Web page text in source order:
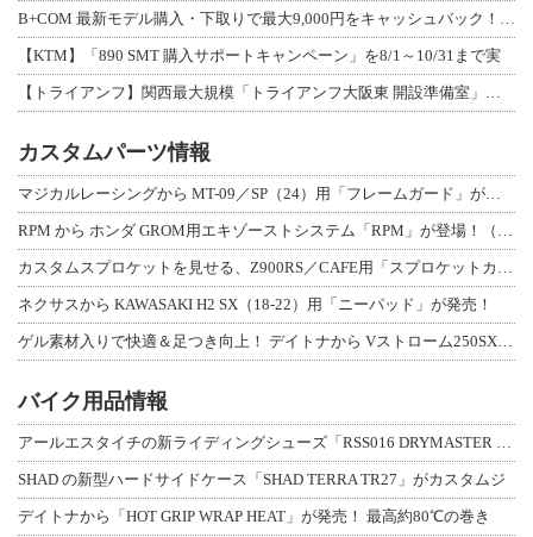
B+COM 最新モデル購入・下取りで最大9,000円をキャッシュバック！「B+F
【KTM】「890 SMT 購入サポートキャンペーン」を8/1～10/31まで実
【トライアンフ】関西最大規模「トライアンフ大阪東 開設準備室」がオープン！ 限定
カスタムパーツ情報
マジカルレーシングから MT-09／SP（24）用「フレームガード」が登場！
RPM から ホンダ GROM用エキゾーストシステム「RPM」が登場！（動画あり
カスタムスプロケットを見せる、Z900RS／CAFE用「スプロケットカバーフルキ
ネクサスから KAWASAKI H2 SX（18-22）用「ニーパッド」が発売！
ゲル素材入りで快適＆足つき向上！ デイトナから Vストローム250SX用「快適ロ
バイク用品情報
アールエスタイチの新ライディングシューズ「RSS016 DRYMASTER スト
SHAD の新型ハードサイドケース「SHAD TERRA TR27」がカスタムジ
デイトナから「HOT GRIP WRAP HEAT」が発売！ 最高約80℃の巻き